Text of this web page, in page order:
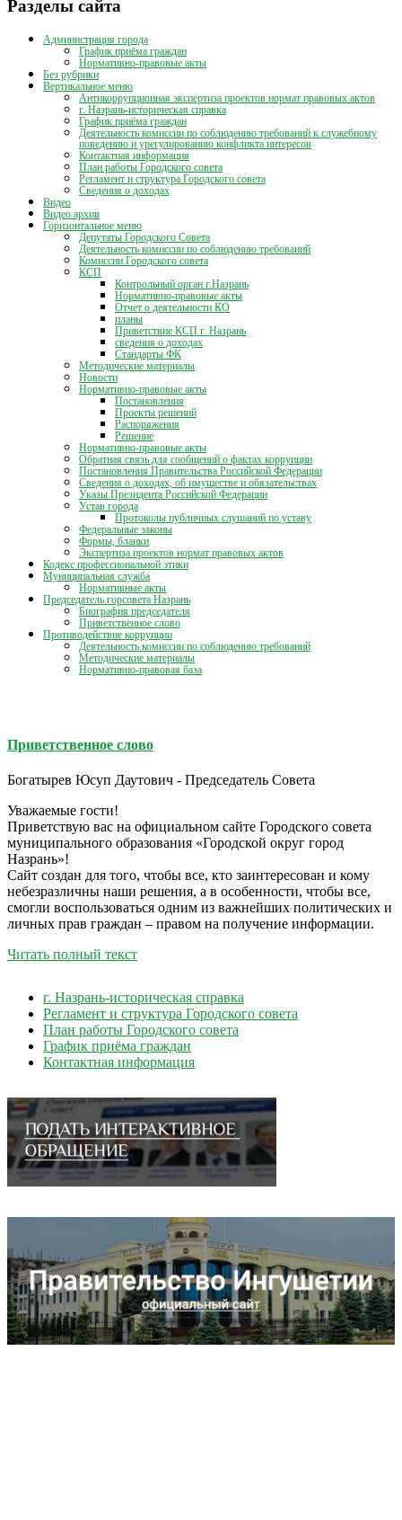
Разделы сайта
Администрация города
График приёма граждан
Нормативно-правовые акты
Без рубрики
Вертикальное меню
Антикоррупционная экспертиза проектов нормат правовых актов
г. Назрань-историческая справка
График приёма граждан
Деятельность комиссии по соблюдению требований к служебному
поведению и урегулированию конфликта интересов
Контактная информация
План работы Городского совета
Регламент и структура Городского совета
Сведения о доходах
Видео
Видео архив
Горизонтальное меню
Депутаты Городского Совета
Деятельность комиссии по соблюдению требований
Комиссии Городского совета
КСП
Контрольный орган г.Назрань
Нормативно-правовые акты
Отчет о деятельности КО
планы
Приветствие КСП г. Назрань
сведения о доходах
Стандарты ФК
Методические материалы
Новости
Нормативно-правовые акты
Постановления
Проекты решений
Распоряжения
Решение
Нормативно-правовые акты
Обратная связь для сообщений о фактах коррупции
Постановления Правительства Российской Федерации
Сведения о доходах, об имуществе и обязательствах
Указы Президента Российской Федерации
Устав города
Протоколы публичных слушаний по уставу
Федеральные законы
Формы, бланки
Экспертиза проектов нормат правовых актов
Кодекс профессиональной этики
Муниципальная служба
Нормативные акты
Председатель горсовета Назрань
Биография председателя
Приветственное слово
Противодействие коррупции
Деятельность комиссии по соблюдению требований
Методические материалы
Нормативно-правовая база
Приветственное слово
Богатырев Юсуп Даутович - Председатель Совета
Уважаемые гости!
Приветствую вас на официальном сайте Городского совета
муниципального образования «Городской округ город
Назрань»!
Сайт создан для того, чтобы все, кто заинтересован и кому
небезразличны наши решения, а в особенности, чтобы все,
смогли воспользоваться одним из важнейших политических и
личных прав граждан – правом на получение информации.
Читать полный текст
г. Назрань-историческая справка
Регламент и структура Городского совета
План работы Городского совета
График приёма граждан
Контактная информация